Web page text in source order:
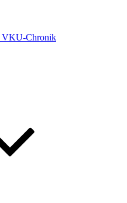
VKU-Chronik